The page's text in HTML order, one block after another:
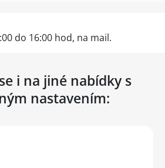
do 16:00 hod, na mail.
i na jiné nabídky s
nastavením: